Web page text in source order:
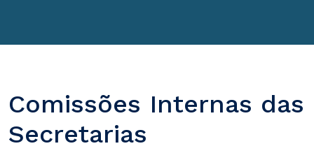
Comissões Internas das
Secretarias